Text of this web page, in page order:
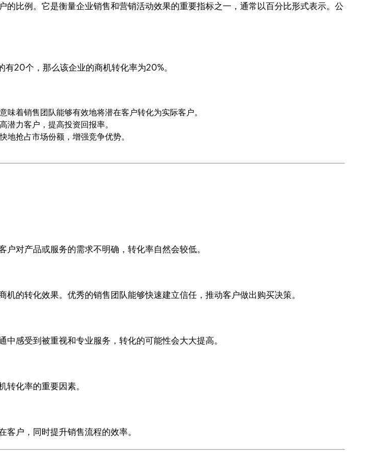
比例。它是衡量企业销售和营销活动效果的重要指标之一，通常以百分比形式表示。公
20个，那么该企业的商机转化率为20%。
味着销售团队能够有效地将潜在客户转化为实际客户。
潜力客户，提高投资回报率。
地抢占市场份额，增强竞争优势。
对产品或服务的需求不明确，转化率自然会较低。
的转化效果。优秀的销售团队能够快速建立信任，推动客户做出购买决策。
感受到被重视和专业服务，转化的可能性会大大提高。
化率的重要因素。
户，同时提升销售流程的效率。